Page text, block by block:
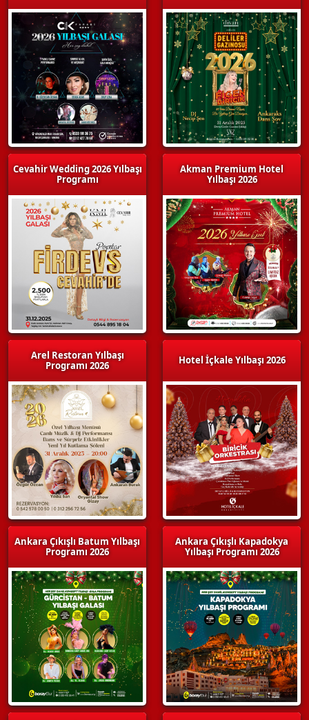
Cevahir Wedding 2026 Yılbaşı
Programı
Arel Restoran Yılbaşı
Programı 2026
Ankara Çıkışlı Batum Yılbaşı
Programı 2026
Akman Premium Hotel
Yılbaşı 2026
Hotel İçkale Yılbaşı 2026
Ankara Çıkışlı Kapadokya
Yılbaşı Programı 2026